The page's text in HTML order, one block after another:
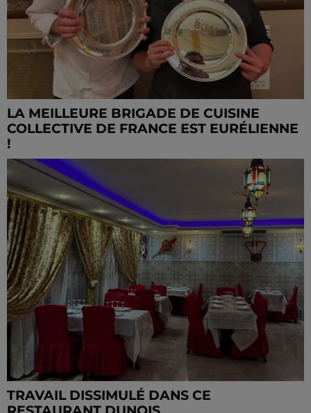
LA MEILLEURE BRIGADE DE CUISINE
COLLECTIVE DE FRANCE EST EURÉLIENNE
!
TRAVAIL DISSIMULÉ DANS CE